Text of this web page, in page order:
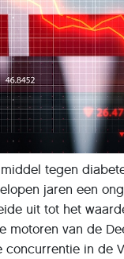
tegen
jaren een
uit tot het
motoren van de
in de